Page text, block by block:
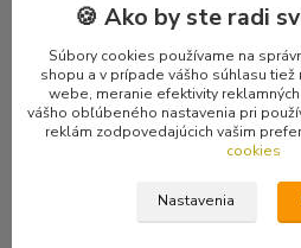
1 Lacking Of Breath 2:11
2 This Type 3:08
3 Parts From Living 3:22
4 Fear No Regrets 2:33
5 Too Late 3:24
9 Blame Yourself 3:32
🍪 Ako by ste radi
Súbory cookies používame na
shopu a v prípade vášho súhlasu
webe, meranie efektivity
vášho obľúbeného nastavenia pri
reklám zodpovedajúcich vašim
cookies
Nastavenia